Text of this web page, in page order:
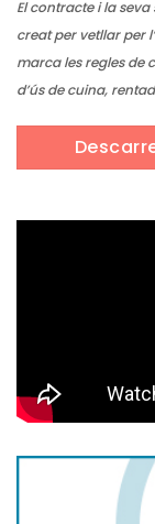
El contracte i la
creat per vetllar per
marca les regles de
d’ús de cuina,